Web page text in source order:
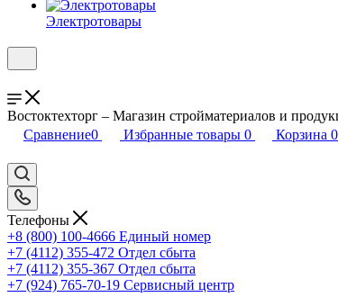
Электротовары
Востоктехторг – Магазин стройматериалов и
Сравнение0 Избранные товары 0 Корзина 0
Телефоны
+8 (800) 100-4666 Единый номер
+7 (4112) 355-472 Отдел сбыта
+7 (4112) 355-367 Отдел сбыта
+7 (924) 765-70-19 Сервисный центр